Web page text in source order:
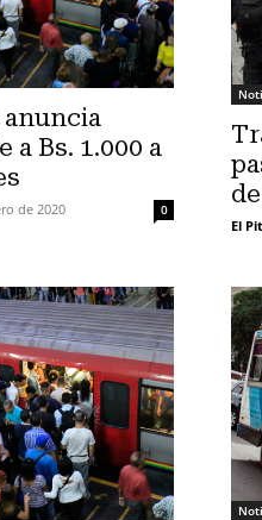
anuncia
a Bs. 1.000 a
de 2020 0
El